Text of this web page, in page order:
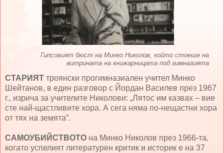
Гипсовият бюст на Минко Николов, който стоеше на
витрината на книжарницата под гимназията
СТАРИЯТ троянски прогимназиален учител Минко
Шейтанов, в един разговор с Йордан Василев през 1967
г., изрича за учителите Николови: „Лятос им казвах – вие
сте най-щастливите хора. А сега няма по-нещастни хора
от тях на земята”.
САМОУБИЙСТВОТО на Минко Николов през 1966-та,
когато успелият литературен критик и историк е на 37